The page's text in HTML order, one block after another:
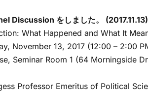
Discussion をしました。 (2017.11.13)
What Happened and What It
November 13, 2017 (12:00 – 2:00
Seminar Room 1 (64 Morningside
Professor Emeritus of Political